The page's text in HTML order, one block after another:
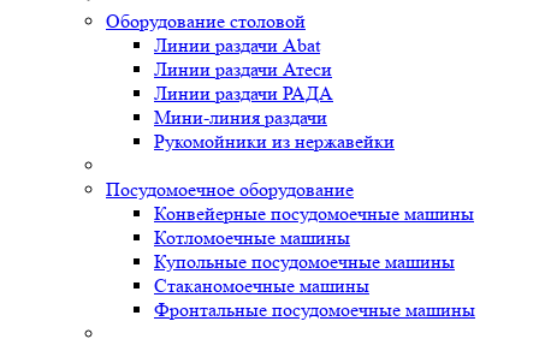
Оборудование столовой
Линии раздачи Abat
Линии раздачи Атеси
Линии раздачи РАДА
Мини-линия раздачи
Рукомойники из нержавейки
Посудомоечное оборудование
Конвейерные посудомоечные машины
Котломоечные машины
Купольные посудомоечные машины
Стаканомоечные машины
Фронтальные посудомоечные машины